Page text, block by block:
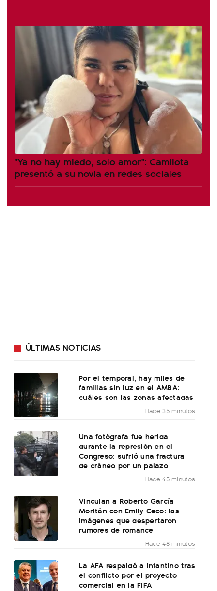
"Ya no hay miedo, solo amor": Camilota
presentó a su novia en redes sociales
ÚLTIMAS NOTICIAS
Por el temporal, hay miles de
familias sin luz en el AMBA:
cuáles son las zonas afectadas
Hace 35 minutos
Una fotógrafa fue herida
durante la represión en el
Congreso: sufrió una fractura
de cráneo por un palazo
Hace 45 minutos
Vinculan a Roberto García
Moritán con Emily Ceco: las
imágenes que despertaron
rumores de romance
Hace 48 minutos
La AFA respaldó a Infantino tras
el conflicto por el proyecto
comercial en la FIFA